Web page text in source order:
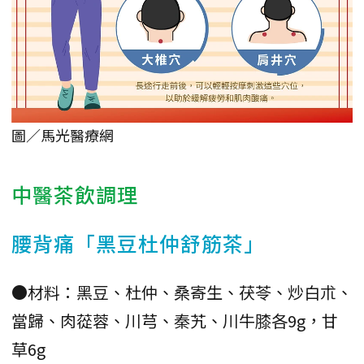
圖／馬光醫療網
中醫茶飲調理
腰背痛「黑豆杜仲舒筋茶」
●材料：黑豆、杜仲、桑寄生、茯苓、炒白朮、
當歸、肉蓯蓉、川芎、秦艽、川牛膝各9g，甘
草6g